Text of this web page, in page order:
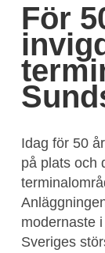
För
Idag för 50
på plats och
modernaste
Sveriges